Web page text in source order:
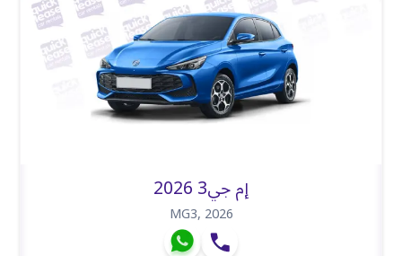
إم جي3 2026
MG3,2026